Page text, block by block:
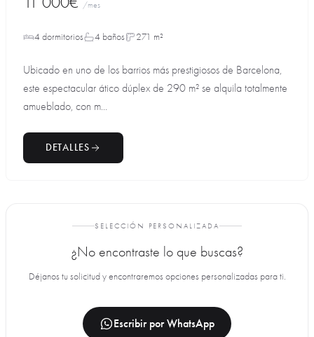
/mes
4 dormitorios 4 baños 271 m²
Ubicado en uno de los barrios más prestigiosos de Barcelona,
este espectacular ático dúplex de 290 m² se alquila totalmente
amueblado, con m...
DETALLES
SELECCIÓN PERSONALIZADA
¿No encontraste lo que buscas?
Déjanos tu solicitud y encontraremos opciones personalizadas para ti.
Escribir por WhatsApp